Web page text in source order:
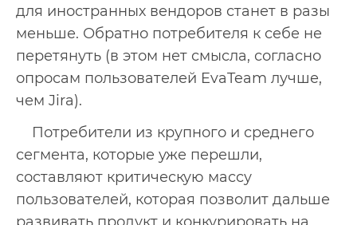
для иностранных вендоров станет в разы
меньше. Обратно потребителя к себе не
перетянуть (в этом нет смысла, согласно
опросам пользователей EvaTeam лучше,
чем Jira).
Потребители из крупного и среднего
сегмента, которые уже перешли,
составляют критическую массу
пользователей, которая позволит дальше